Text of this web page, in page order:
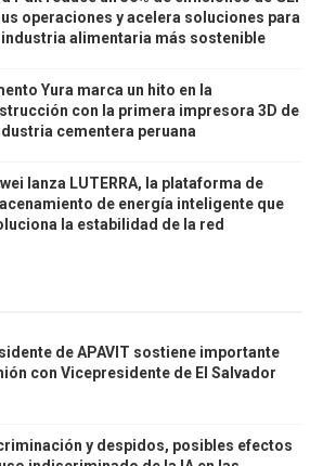
operaciones y acelera soluciones para
industria alimentaria más sostenible
Yura marca un hito en la
con la primera impresora 3D de
cementera peruana
lanza LUTERRA, la plataforma de
de energía inteligente que
la estabilidad de la red
de APAVIT sostiene importante
con Vicepresidente de El Salvador
y despidos, posibles efectos